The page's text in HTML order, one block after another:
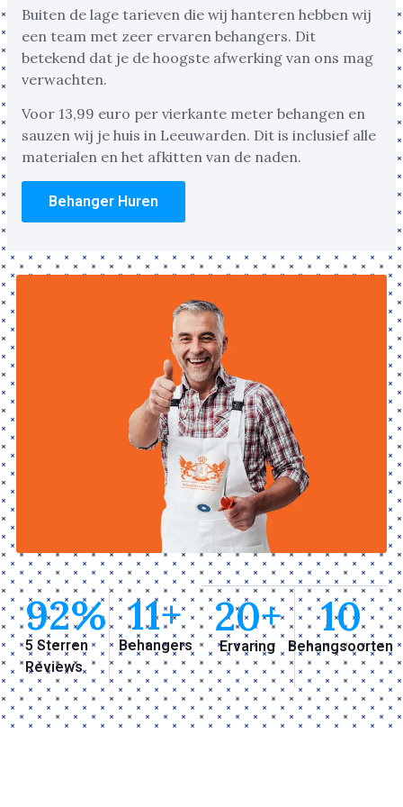
Buiten de lage tarieven die wij hanteren hebben wij
een team met zeer ervaren behangers. Dit
betekend dat je de hoogste afwerking van ons mag
verwachten.
Voor 13,99 euro per vierkante meter behangen en
sauzen wij je huis in Leeuwarden. Dit is inclusief alle
materialen en het afkitten van de naden.
Behanger Huren
5 Sterren
Reviews
92%
Behangers
11+
Ervaring
20+
Behangsoorten
10